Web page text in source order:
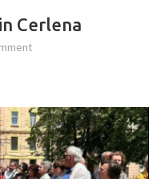
Cerlena